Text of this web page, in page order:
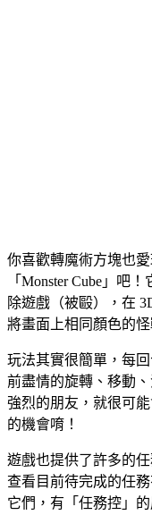
你喜歡轉魔術方塊也
「Monster Cube」吧
除遊戲（被毆），在
將畫面上相同顏色的
玩法其實很簡單，每
前盡情的旋轉、移動
強烈的朋友，就很可
的機會唷！
遊戲也提供了許多的
查看目前待完成的任
它們，有「任務控」